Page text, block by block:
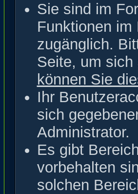
Sie sind im
Funktionen im
zugänglich.
Seite, um
können Sie
Ihr
sich
Administrator.
Es gibt
vorbehalten
solchen